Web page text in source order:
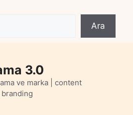
Ara
3.0
ve marka | content